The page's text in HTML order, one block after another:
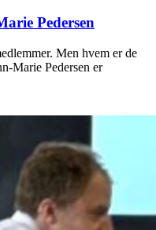
Pedersen
Men hvem er de
Marie Pedersen er